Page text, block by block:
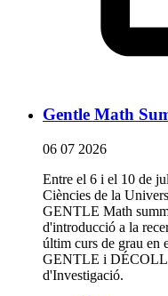
Gentle Math
06 07 2026
Entre el 6 i el 10 de
Ciències de la
GENTLE Math
d'introducció a la
últim curs de grau en
GENTLE i
d'Investigació.